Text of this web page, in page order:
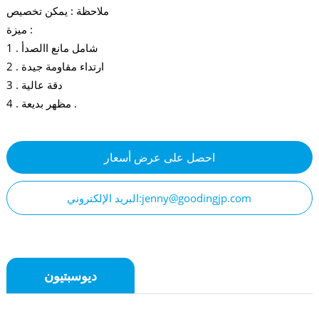
ملاحظة : يمكن تخصيص
ميزة :
1 . شامل مانع االصدأ
2 . ارتداء مقاومة جيدة
3 . دقة عالية
4 . مظهر بديعة .
احصل على عرض أسعار
البريد الإلكتروني:jenny@goodingjp.com
ديوسبتيون